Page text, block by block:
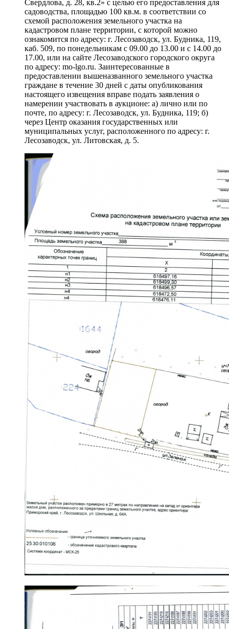
Свердлова, д. 28, кв.2» с целью его предоставления для
садоводства, площадью 100 кв.м. в соответствии со
схемой расположения земельного участка на
кадастровом плане территории, с которой можно
ознакомится по адресу: г. Лесозаводск, ул. Будника, 119,
каб. 509, по понедельникам с 09.00 до 13.00 и с 14.00 до
17.00, или на сайте Лесозаводского городского округа
по адресу: mo-lgo.ru. Заинтересованные в
предоставлении вышеназванного земельного участка
граждане в течение 30 дней с даты опубликования
настоящего извещения вправе подать заявления о
намерении участвовать в аукционе: а) лично или по
почте, по адресу: г. Лесозаводск, ул. Будника, 119; б)
через Центр оказания государственных или
муниципальных услуг, расположенного по адресу: г.
Лесозаводск, ул. Литовская, д. 5.